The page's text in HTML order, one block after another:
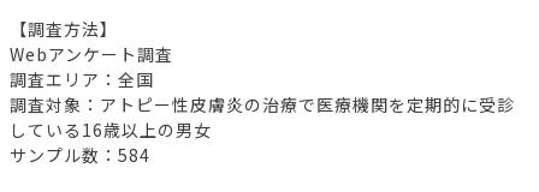
【調査方法】
Webアンケート調査
調査エリア：全国
調査対象：アトピー性皮膚炎の治療で医療機関を定期的に受診
している16歳以上の男女
サンプル数：584